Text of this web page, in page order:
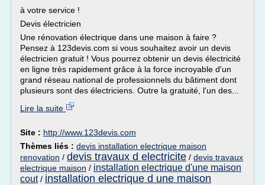
à votre service !
Devis électricien
Une rénovation électrique dans une maison à faire ?
Pensez à 123devis.com si vous souhaitez avoir un devis
électricien gratuit ! Vous pourrez obtenir un devis électricité
en ligne très rapidement grâce à la force incroyable d'un
grand réseau national de professionnels du bâtiment dont
plusieurs sont des électriciens. Outre la gratuité, l'un des...
Lire la suite
Site : http://www.123devis.com
Thèmes liés : devis installation electrique maison
renovation / devis travaux d electricite / devis travaux
electrique maison / installation electrique d'une maison
cout/ installation electrique d une maison